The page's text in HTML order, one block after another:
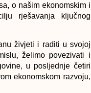
o našim ekonomskim i
rješavanja ključnog
živjeti i raditi u svojoj
želimo povezivati i
u posljednje četiri
ekonomskom razvoju,